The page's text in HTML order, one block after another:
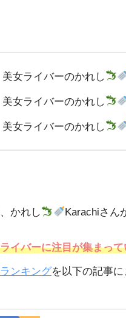
美女ライバーのかれし
美女ライバーのかれし
美女ライバーのかれし
かれし Karachiさん
イバーに注目が集まっ
ンキングを以下の記事